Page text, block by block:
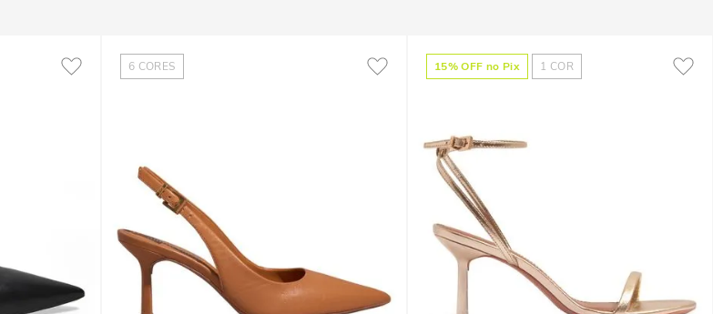
6 CORES 15% OFF no Pix 1 COR